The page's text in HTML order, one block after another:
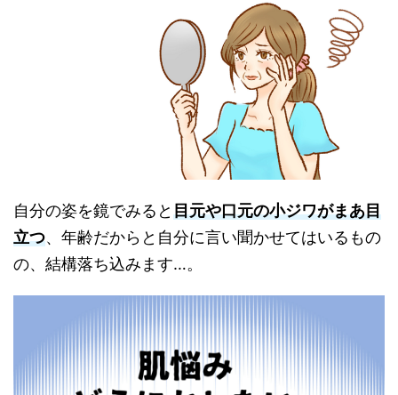
自分の姿を鏡でみると目元や口元の小ジワがまあ目
立つ、 年齢だからと自分に言い聞かせてはいるもの
の、結構落ち込みます…。